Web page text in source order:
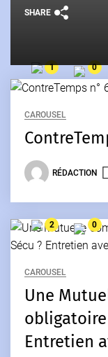
SHARE
1 0
CAROUSEL
RÉDACTION
2 0
CAROUSEL
Une
obligatoire
Entretien